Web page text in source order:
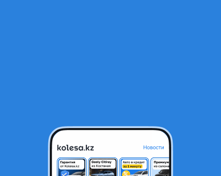
РАСПРЕДЕЛИТЕЛЬ ОХЛАЖДЕНИЯ МАСЛА АКПП 5.7